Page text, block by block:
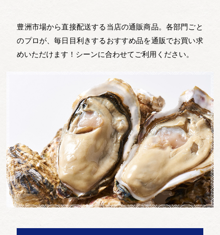
豊洲市場から直接配送する当店の通販商品。各部門ごと
のプロが、毎日目利きするおすすめ品を通販でお買い求
めいただけます！シーンに合わせてご利用ください。